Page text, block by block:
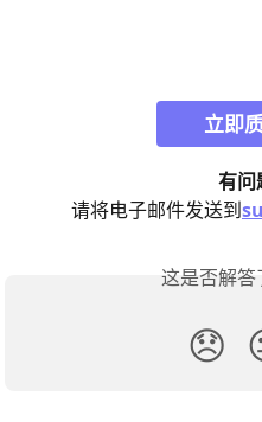
立即
有问
请将电子邮件发送到
这是否解答
😞